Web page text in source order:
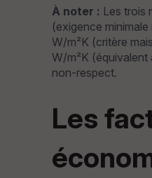
À noter : Les trois
(exigence
W/m²K (critère
W/m²K (équivalent
non-respect.
Les